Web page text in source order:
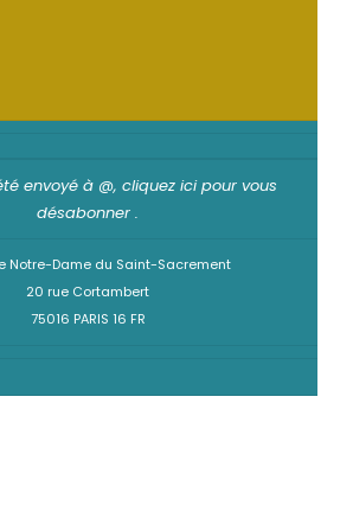
envoyé à @, cliquez ici pour vous
désabonner .
Notre-Dame du Saint-Sacrement
20 rue Cortambert
75016 PARIS 16 FR